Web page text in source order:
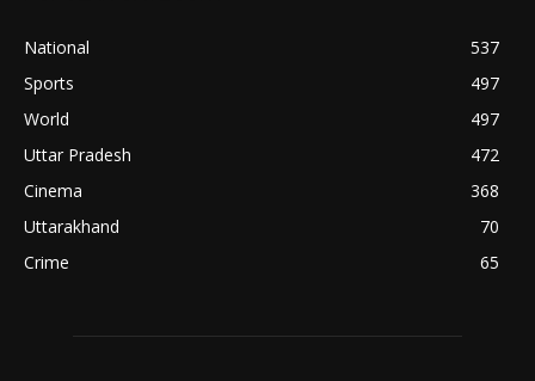
National
537
Sports
497
World
497
Uttar Pradesh
472
Cinema
368
Uttarakhand
70
Crime
65